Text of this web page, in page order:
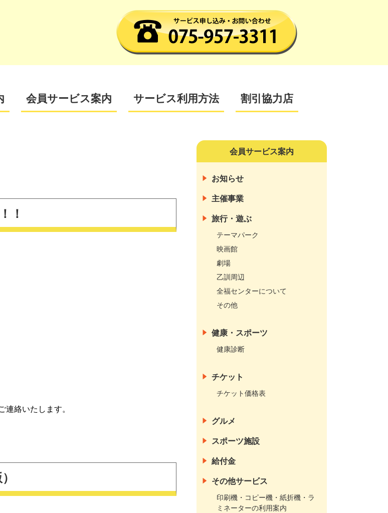
会員サービス案内 サービス利用方法 割引協力店
！
絡いたします。
会員サービス案内
お知らせ
主催事業
旅行・遊ぶ
テーマパーク
映画館
劇場
乙訓周辺
全福センターについて
その他
健康・スポーツ
健康診断
チケット
チケット価格表
グルメ
スポーツ施設
給付金
その他サービス
印刷機・コピー機・紙折機・ラ
ミネーターの利用案内